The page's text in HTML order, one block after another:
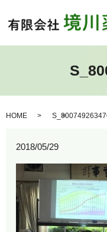
HOME
2018/05/29